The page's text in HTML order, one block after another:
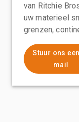
van Ritchie
uw materieel
grenzen,
Stuur ons
mail